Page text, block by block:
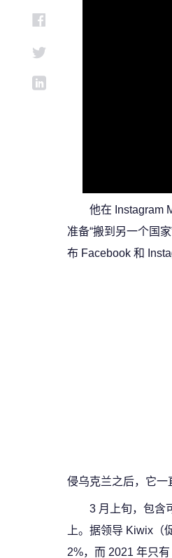
他在 Instagram
准备“搬到另一个国
布 Facebook 和
侵乌克兰之后，它一
3 月上旬，包含
上。据领导 Kiwix
2%，而 2021 年只有